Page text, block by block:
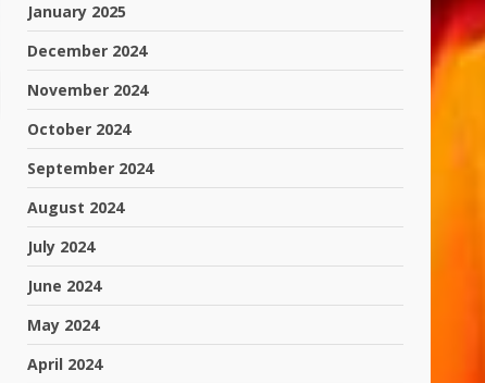
January 2025
December 2024
November 2024
October 2024
September 2024
August 2024
July 2024
June 2024
May 2024
April 2024